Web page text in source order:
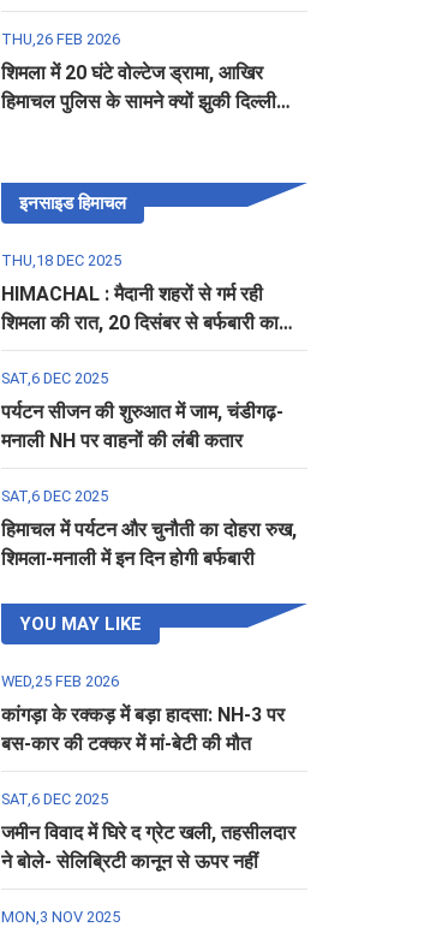
पूरी डिटेल
THU,26 FEB 2026
शिमला में 20 घंटे वोल्टेज ड्रामा, आखिर
हिमाचल पुलिस के सामने क्यों झुकी दिल्ली
इनसाइड हिमाचल
THU,18 DEC 2025
HIMACHAL : मैदानी शहरों से गर्म रही
शिमला की रात, 20 दिसंबर से बर्फबारी का
अलर्ट
SAT,6 DEC 2025
पर्यटन सीजन की शुरुआत में जाम, चंडीगढ़-
मनाली NH पर वाहनों की लंबी कतार
SAT,6 DEC 2025
हिमाचल में पर्यटन और चुनौती का दोहरा रुख,
शिमला-मनाली में इन दिन होगी बर्फबारी
YOU MAY LIKE
WED,25 FEB 2026
कांगड़ा के रक्कड़ में बड़ा हादसा: NH-3 पर
बस-कार की टक्कर में मां-बेटी की मौत
SAT,6 DEC 2025
जमीन विवाद में घिरे द ग्रेट खली, तहसीलदार
ने बोले- सेलिब्रिटी कानून से ऊपर नहीं
MON,3 NOV 2025